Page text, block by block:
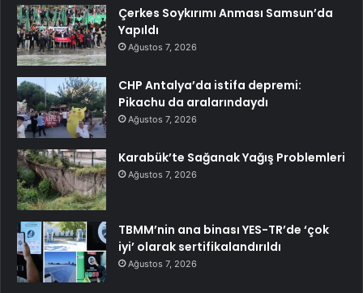
Çerkes Soykırımı Anması Samsun’da
Yapıldı
Ağustos 7, 2026
CHP Antalya’da istifa depremi:
Pikachu da aralarındaydı
Ağustos 7, 2026
Karabük’te Sağanak Yağış Problemleri
Ağustos 7, 2026
TBMM’nin ana binası YES-TR’de ‘çok
iyi’ olarak sertifikalandırıldı
Ağustos 7, 2026